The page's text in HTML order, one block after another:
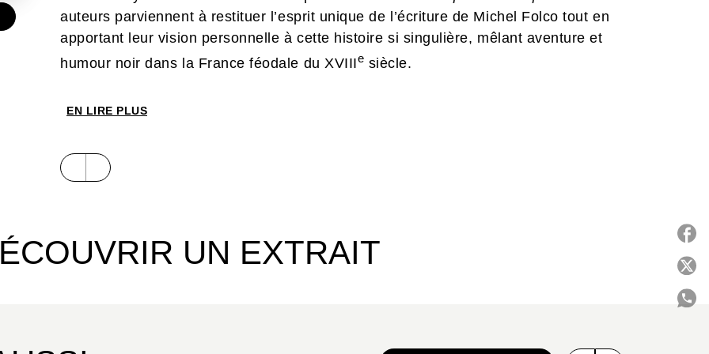
auteurs parviennent à restituer l’esprit unique de l’écriture de Michel Folco tout en
apportant leur vision personnelle à cette histoire si singulière, mêlant aventure et
humour noir dans la France féodale du XVIIIe siècle.
EN LIRE PLUS
UN EXTRAIT